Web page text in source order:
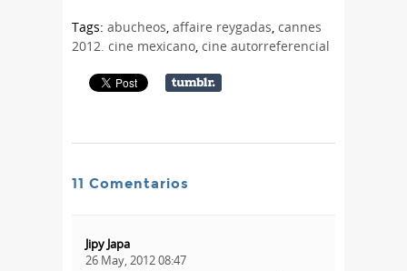
Tags: abucheos affaire reygadas cannes
2012. cine mexicano cine autorreferencial
11 Comentarios
Jipy Japa
26 May, 2012 08:47